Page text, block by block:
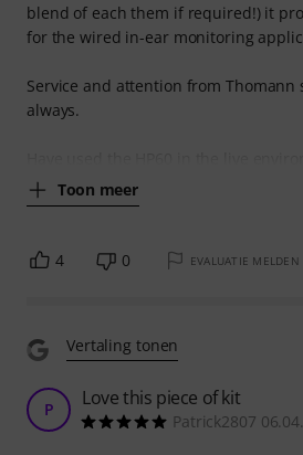
blend of each them if required!) it
for the wired in-ear monitoring
Service and attention from Thomann
always.
Toon meer
4 0 EVALUATIE MELDEN
Vertaling tonen
P Love this piece of kit
Patrick2807